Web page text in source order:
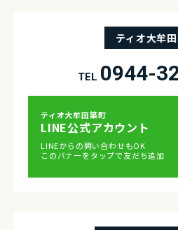
ティオ大牟
TEL 0944-
ティオ⼤牟⽥築町
LINE公式アカウント
LINEからの問い合わせもOK
このバナーをタップで友だち追加